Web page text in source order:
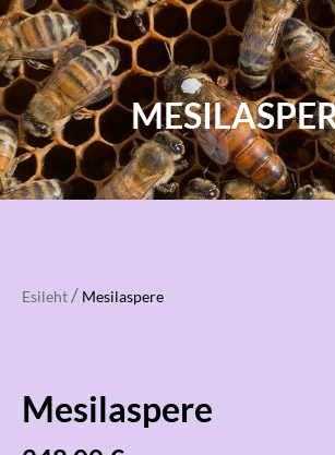
Esileht/ Mesilaspere
Mesilaspere